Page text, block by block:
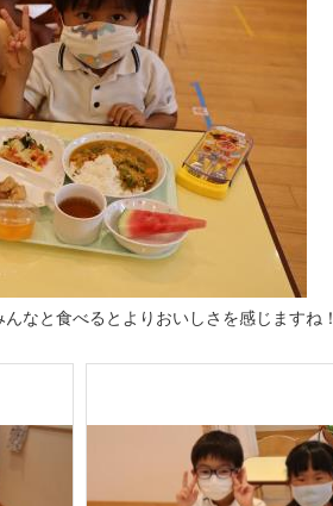
なと食べるとよりおいしさを感じますね！